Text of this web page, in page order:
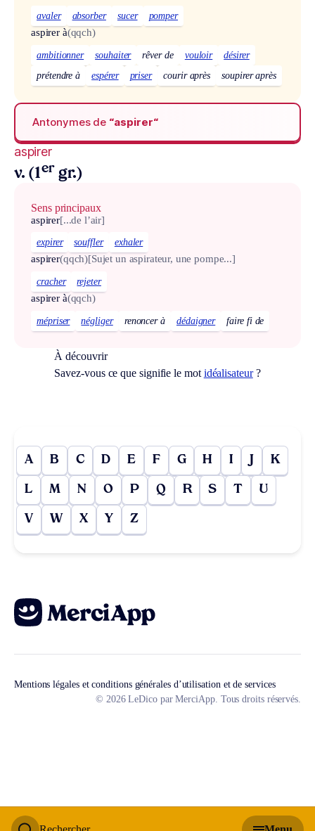
avaler absorber sucer pomper
aspirer à(qqch)
ambitionner souhaiter rêver de vouloir
désirer
prétendre à
espérer priser courir après soupirer après
Antonymes de “aspirer“
aspirer
v. (1er gr.)
Sens principaux
aspirer[...de l’air]
expirer souffler exhaler
aspirer(qqch)[Sujet un aspirateur, une pompe...]
cracher rejeter
aspirer à(qqch)
mépriser négliger renoncer à dédaigner faire fi de
À découvrir
Savez-vous ce que signifie le mot idéalisateur?
A B C D E F G H I J K
L M N O P Q R S T U
V W X Y Z
Mentions légales et conditions générales d’utilisation et de services
© 2026 LeDico par MerciApp. Tous droits réservés.